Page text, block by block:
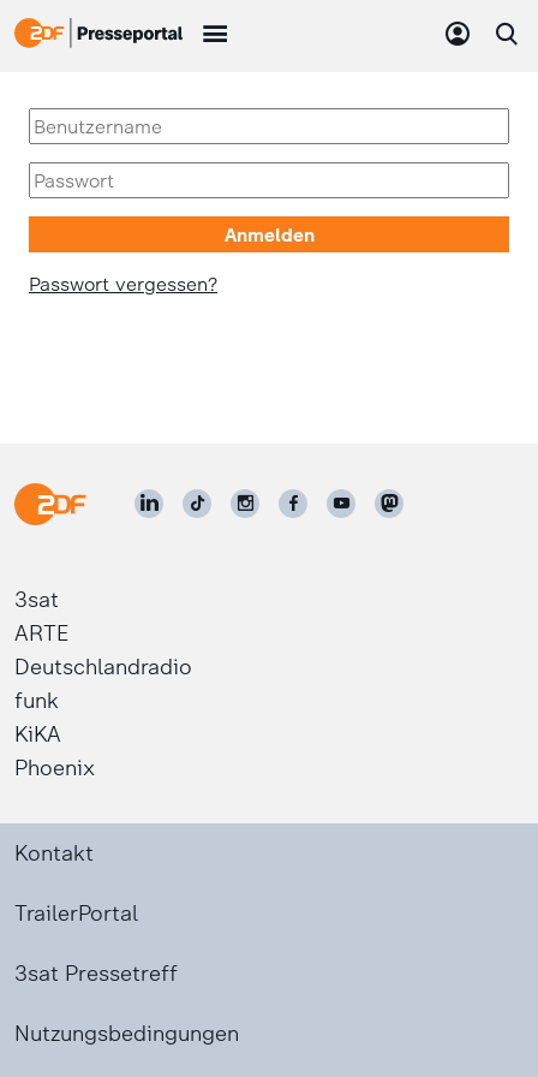
Passwort vergessen?
3sat
ARTE
Deutschlandradio
funk
KiKA
Phoenix
Kontakt
TrailerPortal
3sat Pressetreff
Nutzungsbedingungen